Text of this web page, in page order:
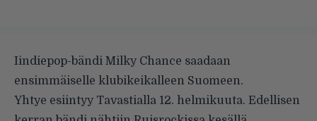
Iindiepop-bändi Milky Chance saadaan
ensimmäiselle klubikeikalleen Suomeen.
Yhtye esiintyy Tavastialla 12. helmikuuta. Edellisen